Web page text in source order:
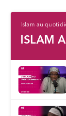
Islam au
ISLAM